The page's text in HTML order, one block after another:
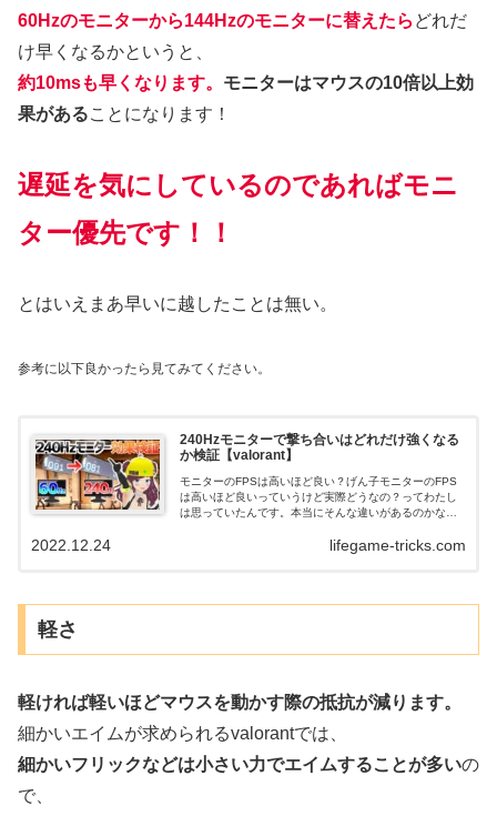
60Hzのモニターから144Hzのモニターに替えたら どれだ
け早くなるかというと、
約10msも早くなります。 モニターはマウスの10倍以上効
果があることになります！
遅延を気にしているのであればモニ
ター優先です！！
とはいえまあ早いに越したことは無い。
参考に以下良かったら見てみてください。
240Hzモニターで撃ち合いはどれだけ強くなる
か検証【valorant】
モニターのFPSは高いほど良い？げん子モニターのFPS
は高いほど良いっていうけど実際どうなの？ってわたし
は思っていたんです。本当にそんな違いがあるのかな？
たところでそんなに変わらなかったら悲...lifegame-tricks.com
2022.12.24
軽さ
軽ければ軽いほどマウスを動かす際の抵抗が減ります。
細かいエイムが求められるvalorantでは、
細かいフリックなどは小さい力でエイムすることが多いの
で、